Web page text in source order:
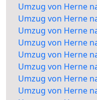
Umzug von Herne
Umzug von Herne
Umzug von Herne
Umzug von Herne
Umzug von Herne
Umzug von Herne
Umzug von Herne
Umzug von Herne